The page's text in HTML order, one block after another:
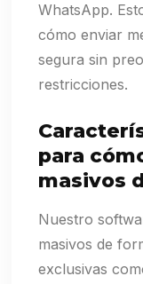
WhatsApp.
cómo enviar
segura sin
restricciones.
para
masivos
Nuestro
masivos de
exclusivas